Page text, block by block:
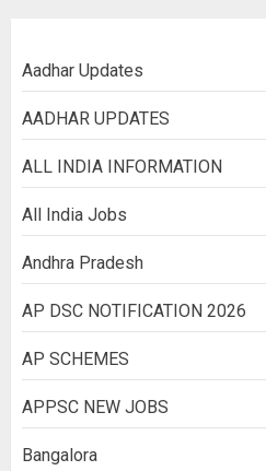
Aadhar Updates
AADHAR UPDATES
ALL INDIA INFORMATION
All India Jobs
Andhra Pradesh
AP DSC NOTIFICATION 2026
AP SCHEMES
APPSC NEW JOBS
Bangalora